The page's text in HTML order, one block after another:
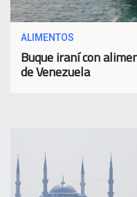
ALIMENTOS
Buque iraní con
de Venezuela